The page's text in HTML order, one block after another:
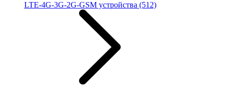
LTE-4G-3G-2G-GSM устройства (512)